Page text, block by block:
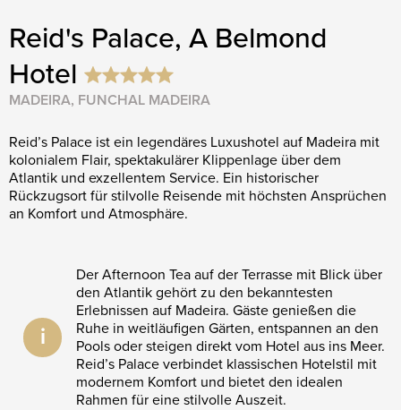
Reid's Palace, A Belmond
Hotel
MADEIRA, FUNCHAL MADEIRA
Reid’s Palace ist ein legendäres Luxushotel auf Madeira mit
kolonialem Flair, spektakulärer Klippenlage über dem
Atlantik und exzellentem Service. Ein historischer
Rückzugsort für stilvolle Reisende mit höchsten Ansprüchen
an Komfort und Atmosphäre.
i
Der Afternoon Tea auf der Terrasse mit Blick über
den Atlantik gehört zu den bekanntesten
Erlebnissen auf Madeira. Gäste genießen die
Ruhe in weitläufigen Gärten, entspannen an den
Pools oder steigen direkt vom Hotel aus ins Meer.
Reid’s Palace verbindet klassischen Hotelstil mit
modernem Komfort und bietet den idealen
Rahmen für eine stilvolle Auszeit.